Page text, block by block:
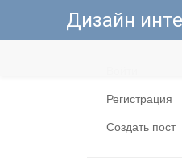
Дизайн
Регистрация
Создать пост